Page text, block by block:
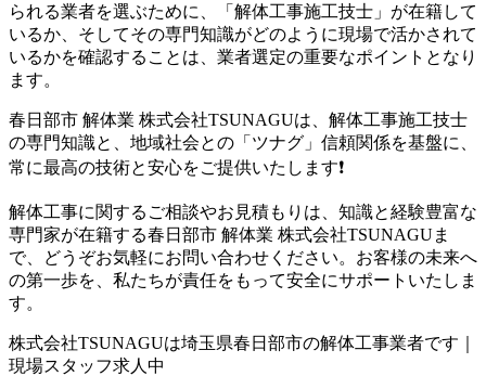
られる業者を選ぶために、「解体工事施工技士」が在籍して
いるか、そしてその専門知識がどのように現場で活かされて
いるかを確認することは、業者選定の重要なポイントとなり
ます。
春日部市 解体業 株式会社TSUNAGUは、解体工事施工技士
の専門知識と、地域社会との「ツナグ」信頼関係を基盤に、
常に最高の技術と安心をご提供いたします❗️
解体工事に関するご相談やお見積もりは、知識と経験豊富な
専門家が在籍する春日部市 解体業 株式会社TSUNAGUま
で、どうぞお気軽にお問い合わせください。お客様の未来へ
の第一歩を、私たちが責任をもって安全にサポートいたしま
す。
株式会社TSUNAGUは埼玉県春日部市の解体工事業者です｜
現場スタッフ求人中